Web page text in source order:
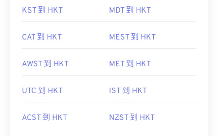
KST 到 HKT MDT 到 HKT
CAT 到 HKT MEST 到 HKT
AWST 到 HKT MET 到 HKT
UTC 到 HKT IST 到 HKT
ACST 到 HKT NZST 到 HKT